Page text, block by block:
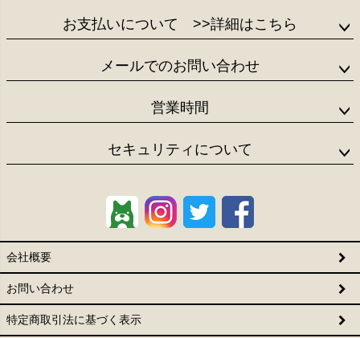
お支払いについて >>詳細はこちら
メールでのお問い合わせ
営業時間
セキュリティについて
会社概要
お問い合わせ
特定商取引法に基づく表示